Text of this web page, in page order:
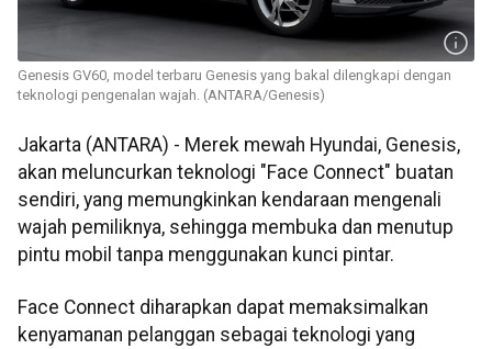
Genesis GV60, model terbaru Genesis yang bakal dilengkapi dengan
teknologi pengenalan wajah. (ANTARA/Genesis)
Jakarta (ANTARA) - Merek mewah Hyundai, Genesis,
akan meluncurkan teknologi "Face Connect" buatan
sendiri, yang memungkinkan kendaraan mengenali
wajah pemiliknya, sehingga membuka dan menutup
pintu mobil tanpa menggunakan kunci pintar.
Face Connect diharapkan dapat memaksimalkan
kenyamanan pelanggan sebagai teknologi yang